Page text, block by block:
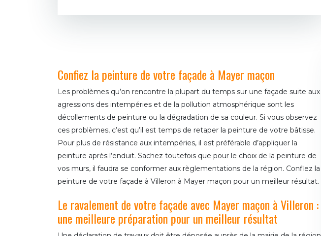
Confiez la peinture de votre façade à Mayer maçon
Les problèmes qu’on rencontre la plupart du temps sur une façade suite aux
agressions des intempéries et de la pollution atmosphérique sont les
décollements de peinture ou la dégradation de sa couleur. Si vous observez
ces problèmes, c’est qu’il est temps de retaper la peinture de votre bâtisse.
Pour plus de résistance aux intempéries, il est préférable d’appliquer la
peinture après l’enduit. Sachez toutefois que pour le choix de la peinture de
vos murs, il faudra se conformer aux règlementations de la région. Confiez la
peinture de votre façade à Villeron à Mayer maçon pour un meilleur résultat.
Le ravalement de votre façade avec Mayer maçon à Villeron :
une meilleure préparation pour un meilleur résultat